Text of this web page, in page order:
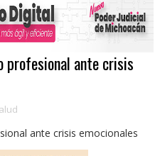
profesional ante crisis
ante crisis emocionales